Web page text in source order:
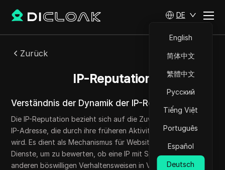
DE
English
简体中文
繁體中文
Русский
Tiếng Việt
Português
Español
Deutsch
Zurück
IP-Reputation
Verständnis der Dynamik der IP-Reputation
Die IP-Reputation bezieht sich auf die Zuverlässigkeit einer
IP-Adresse, die durch ihre früheren Aktivitäten bestimmt
wird. Es dient als Mechanismus für Websites und Online-
Dienste, um zu bewerten, ob eine IP mit Spam, Betrug oder
anderen böswilligen Verhaltensweisen in Verbindung